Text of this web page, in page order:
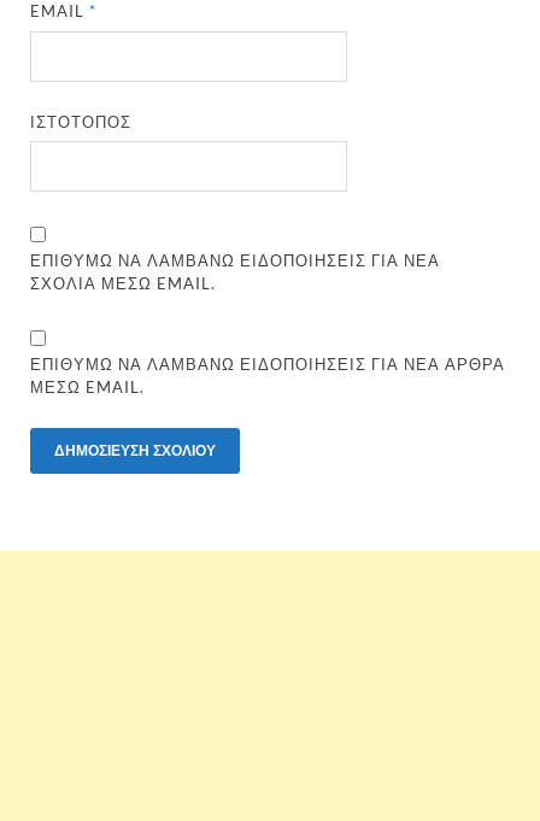
EMAIL*
ΙΣΤΌΤΟΠΟΣ
ΕΠΙΘΥΜΏ ΝΑ ΛΑΜΒΆΝΩ ΕΙΔΟΠΟΙΉΣΕΙΣ ΓΙΑ ΝΈΑ
ΣΧΌΛΙΑ ΜΈΣΩ EMAIL.
ΕΠΙΘΥΜΏ ΝΑ ΛΑΜΒΆΝΩ ΕΙΔΟΠΟΙΉΣΕΙΣ ΓΙΑ ΝΈΑ ΆΡΘΡΑ
ΜΈΣΩ EMAIL.